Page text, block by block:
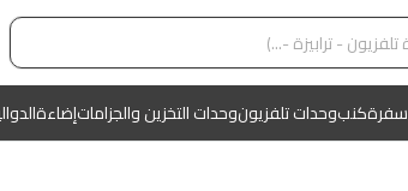
سفرةكنبوحدات تلفزيونوحدات التخزين والجزاماتإضاءة